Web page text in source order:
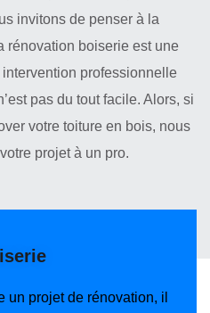
invitons de penser à la
rénovation boiserie est une
professionnelle
pas du tout facile. Alors, si
votre toiture en bois, nous
projet à un pro.
projet de rénovation, il